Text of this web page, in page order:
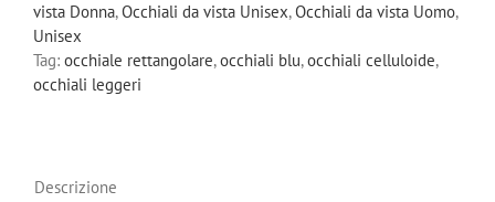
vista Donna,Occhiali da vista Unisex,Occhiali da vista Uomo,
Unisex
Tag: occhiale rettangolare,occhiali blu,occhiali celluloide,
occhiali leggeri
Descrizione